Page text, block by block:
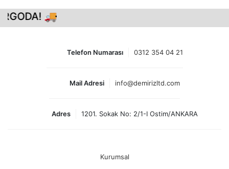
🚚
Telefon Numarası 0312 354 04 21
Mail Adresi info@demirizltd.com
Adres 1201. Sokak No: 2/1-I Ostim/ANKARA
Kurumsal